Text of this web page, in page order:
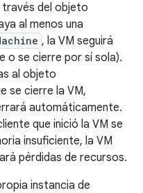
través del objeto
al menos una
, la VM seguirá
o se cierre por sí sola).
al objeto
se cierre la VM,
automáticamente.
que inició la VM se
insuficiente, la VM
pérdidas de recursos.
instancia de